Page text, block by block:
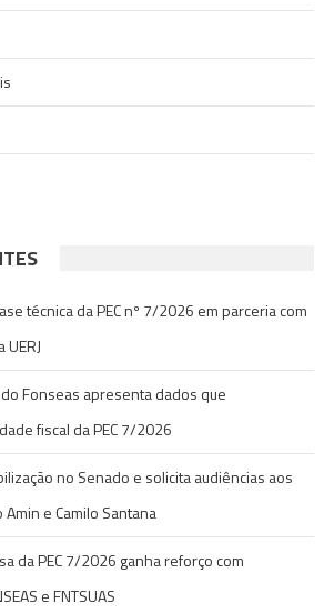
técnica da PEC nº 7/2026 em parceria com
Fonseas apresenta dados que
fiscal da PEC 7/2026
no Senado e solicita audiências aos
e Camilo Santana
da PEC 7/2026 ganha reforço com
e FNTSUAS